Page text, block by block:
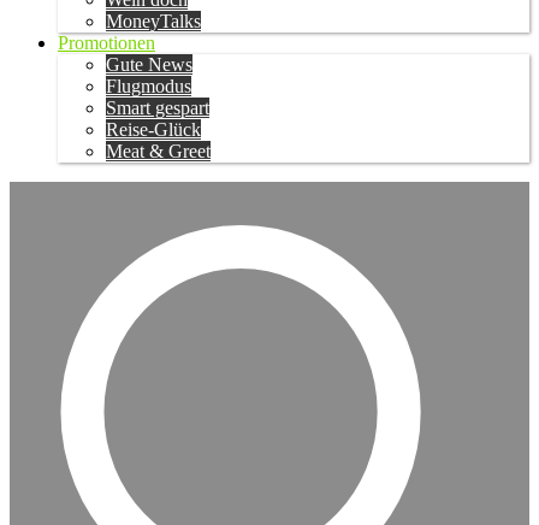
MoneyTalks
Promotionen
Gute News
Flugmodus
Smart gespart
Reise-Glück
Meat & Greet